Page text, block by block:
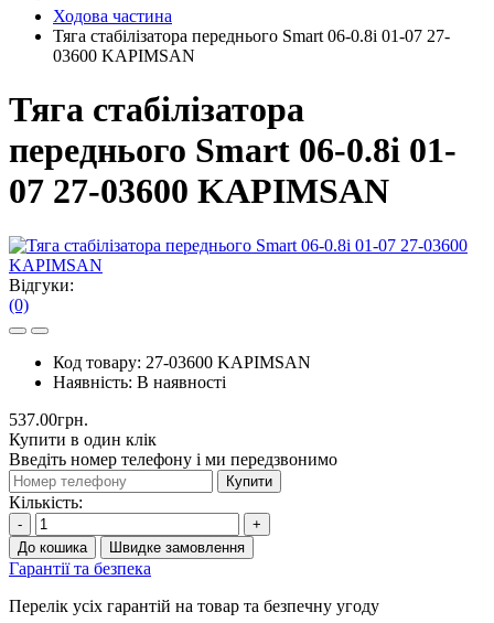
Ходова частина
Тяга стабілізатора переднього Smart 06-0.8i 01-07 27-
03600 KAPIMSAN
Тяга стабілізатора
переднього Smart 06-0.8i 01-
07 27-03600 KAPIMSAN
Відгуки:
(0)
Код товару: 27-03600 KAPIMSAN
Наявність: В наявності
537.00грн.
Купити в один клік
Введіть номер телефону і ми передзвонимо
Купити
Кількість:
-
+
До кошика
Швидке замовлення
Гарантії та безпека
Перелік усіх гарантій на товар та безпечну угоду